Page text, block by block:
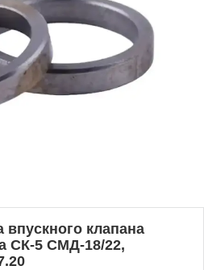
впускного клапана
СК-5 СМД-18/22,